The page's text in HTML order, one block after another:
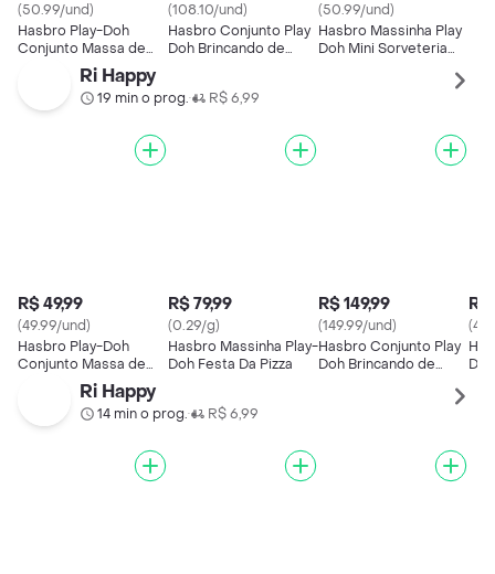
(50.99/und)
Hasbro Play-Doh
Conjunto Massa de
Modelar Brincando de
(108.10/und)
Hasbro Conjunto Play
Doh Brincando de
(50.99/und)
Hasbro Massinha Play
Doh Mini Sorveteria
Ri Happy
19 min o prog.• R$ 6,99
R$ 49,99
(49.99/und)
Hasbro Play-Doh
Conjunto Massa de
Modelar Brincando de
R$ 79,99
(0.29/g)
Hasbro Massinha Play-
Doh Festa Da Pizza
R$ 149,99
(149.99/und)
Hasbro Conjunto Play
Doh Brincando de
R$
Ri Happy
14 min o prog.• R$ 6,99